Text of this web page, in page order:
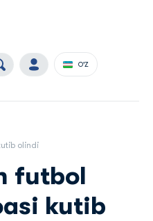
O'Z
olindi
futbol
kutib